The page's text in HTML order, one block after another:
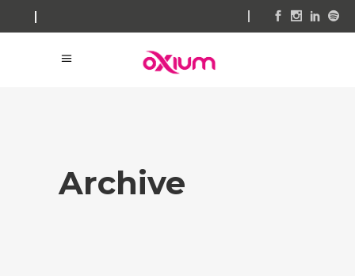
Archive